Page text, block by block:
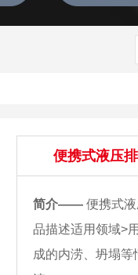
便携式液压
简介—— 便携式
品描述适用领域>
成的内涝、坍塌